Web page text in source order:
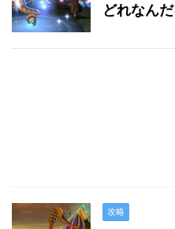
どれなん
攻略